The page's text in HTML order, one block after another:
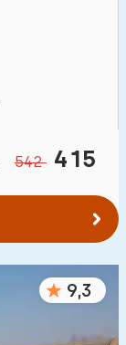
542 415
9,3